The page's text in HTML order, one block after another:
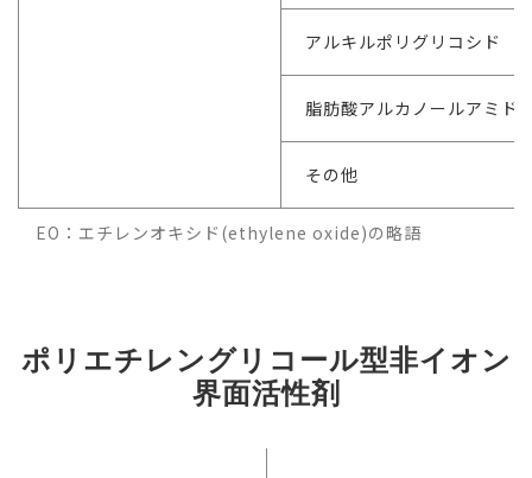
EO：エチレンオキシド(ethylene oxide)の略語
アルキルポリグリコシド
脂肪酸アルカノールアミド
その他
ポリエチレングリコール型非イオン
界面活性剤